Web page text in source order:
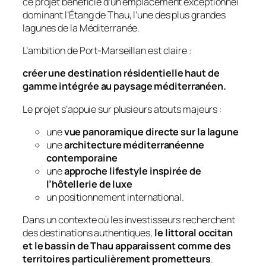
dominant l’Étang de Thau, l’une des plus grandes
lagunes de la Méditerranée.
L’ambition de Port-Marseillan est claire :
créer une destination résidentielle haut de
gamme intégrée au paysage méditerranéen.
Le projet s’appuie sur plusieurs atouts majeurs :
unevue panoramique directe sur la lagune
unearchitecture méditerranéenne
contemporaine
uneapproche lifestyle inspirée de
l’hôtellerie de luxe
un positionnement international.
Dans un contexte où les investisseurs recherchent
des destinations authentiques, le littoral occitan
et le bassin de Thau apparaissent comme des
territoires particulièrement prometteurs.